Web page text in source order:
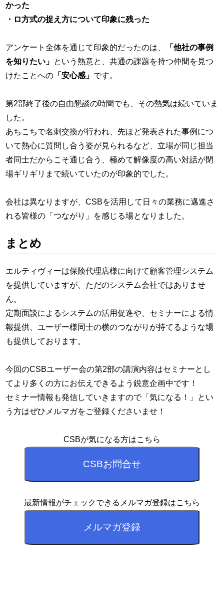
かった
・ロ方式の捉え方について印象に残った
アンケート全体を通じて印象的だったのは、
「他社の事例
を知りたい」 という熱意と、共通の課題を持つ仲間を見つ
けたことへの 「安心感」 です。
第2部終了後の自由懇談の時間でも、その熱気は続いていま
した。
あちこちで名刺交換が行われ、先ほど発表された事例につ
いて熱心に質問し合う姿が見られるなど、立場が同じ担当
者同士だからこそ通じ合う、極めて解像度の高い対話が閉
場ギリギリまで続いていたのが印象的でした。
会社は異なりますが、CSBを活用して日々の業務に邁進さ
れる皆様の「つながり」を感じる場となりました。
まとめ
エルティヴィーは保険代理店様に向けて顧客管理システム
を提供していますが、ただのシステム会社ではありませ
ん。
定期面談によるシステムの活用促進や、セミナーによる情
報提供、ユーザー様同士の横のつながりが持てるような場
も提供しております。
今回のCSBユーザー会の第2部の講演内容はセミナーとし
てより多くの方にお伝えできるよう鋭意企画中です！
セミナー情報も発信していきますので「気になる！」とい
う方はぜひメルマガをご登録くださいませ！
CSBが気になる方はこちら
最新情報がチェックできるメルマガ登録はこちら